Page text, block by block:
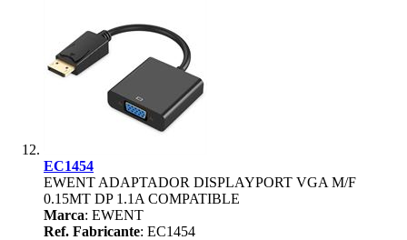
EC1454
EWENT ADAPTADOR DISPLAYPORT VGA M/F
0.15MT DP 1.1A COMPATIBLE
Marca: EWENT
Ref. Fabricante: EC1454